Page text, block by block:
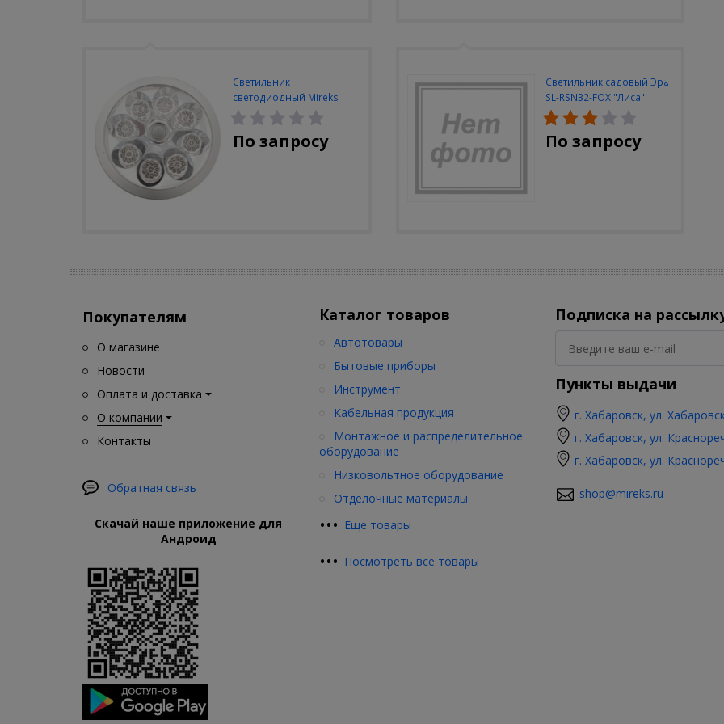
Светильник
светодиодный Mireks
С-310-80-S (5W/4000-
5000K/500lm/датчик
движения)
По запросу
Светильник садовый Эра
SL-RSN32-FOX "Лиса"
солн.бат, полистоун,
цветной, 32 см
По запросу
Покупателям
О магазине
Новости
Оплата и доставка
О компании
Контакты
Обратная связь
Скачай наше приложение для
Андроид
Каталог товаров
••• Еще товары
Автотовары
Бытовые приборы
Инструмент
Кабельная продукция
Монтажное и распределительное
оборудование
Низковольтное оборудование
Отделочные материалы
••• Посмотреть все товары
Подписка на
Пункты выдачи
г. Хабаровск, ул.
г. Хабаровск, ул.
г. Хабаровск, ул.
shop@mireks.ru